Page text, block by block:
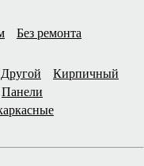
Без ремонта
Другой
Кирпичный
Панели